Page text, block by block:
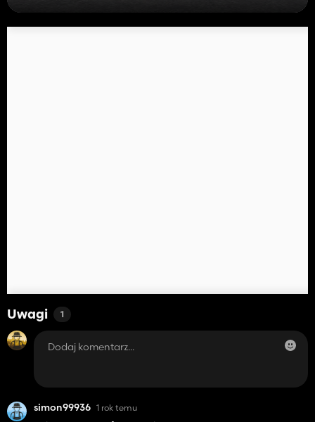
Uwagi 1
simon99936 1 rok temu